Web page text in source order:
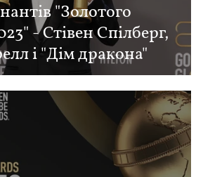
"Золотого
- Стівен Спілберг,
і "Дім дракона"